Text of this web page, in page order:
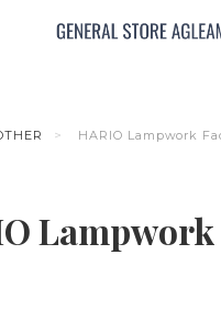
HARIO Lampwork